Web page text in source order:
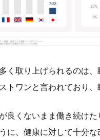
く取り上げられるのは
トワンと言われており、
良くないまま働き続け
に、健康に対して十分